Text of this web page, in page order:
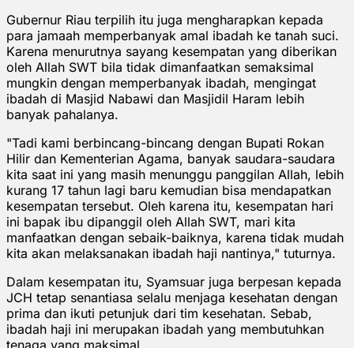
Gubernur Riau terpilih itu juga mengharapkan kepada
para jamaah memperbanyak amal ibadah ke tanah suci.
Karena menurutnya sayang kesempatan yang diberikan
oleh Allah SWT bila tidak dimanfaatkan semaksimal
mungkin dengan memperbanyak ibadah, mengingat
ibadah di Masjid Nabawi dan Masjidil Haram lebih
banyak pahalanya.
"Tadi kami berbincang-bincang dengan Bupati Rokan
Hilir dan Kementerian Agama, banyak saudara-saudara
kita saat ini yang masih menunggu panggilan Allah, lebih
kurang 17 tahun lagi baru kemudian bisa mendapatkan
kesempatan tersebut. Oleh karena itu, kesempatan hari
ini bapak ibu dipanggil oleh Allah SWT, mari kita
manfaatkan dengan sebaik-baiknya, karena tidak mudah
kita akan melaksanakan ibadah haji nantinya," tuturnya.
Dalam kesempatan itu, Syamsuar juga berpesan kepada
JCH tetap senantiasa selalu menjaga kesehatan dengan
prima dan ikuti petunjuk dari tim kesehatan. Sebab,
ibadah haji ini merupakan ibadah yang membutuhkan
tenaga yang maksimal.